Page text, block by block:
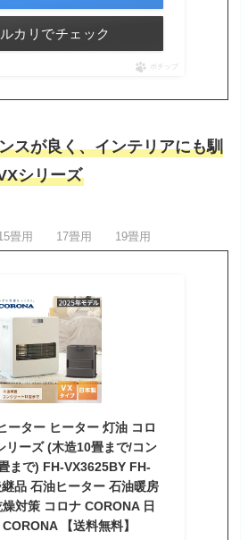
ルカリでチェック
ポチップ
スが良く、インテリアにも馴
シリーズ
畳用 17畳用 19畳用
ーター ヒーター 灯油 コロ
リーズ (木造10畳まで/コン
まで) FH-VX3625BY FH-
品 石油ヒーター 石油暖房
対策 コロナ CORONA 日
【送料無料】